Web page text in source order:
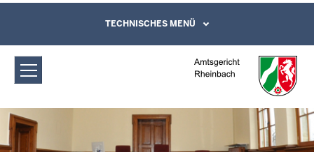
Amtsgericht Rheinbach:
Sitzungstermine
Direkt zum Inhalt
Leichte Sprache, Gebärdensprachenvideo
und Kontaktformular
TECHNISCHES MENÜ